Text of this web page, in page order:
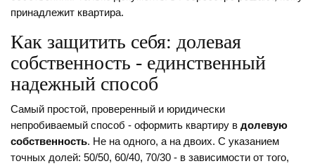
принадлежит квартира.
Как защитить себя: долевая
собственность - единственный
надежный способ
Самый простой, проверенный и юридически
непробиваемый способ - оформить квартиру в долевую
собственность. Не на одного, а на двоих. С указанием
точных долей: 50/50, 60/40, 70/30 - в зависимости от того,